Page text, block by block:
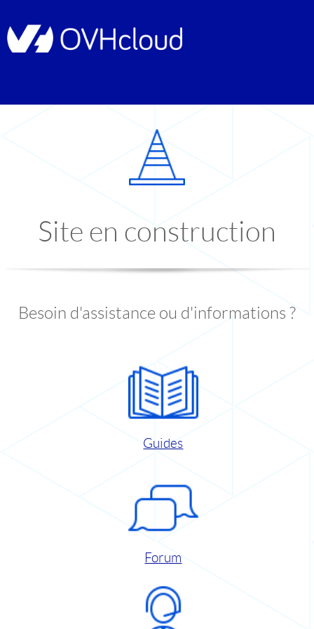
Site en construction
Besoin d'assistance ou d'informations ?
Guides
Forum